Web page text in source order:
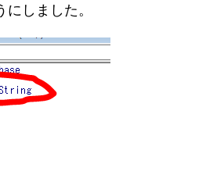
しました。